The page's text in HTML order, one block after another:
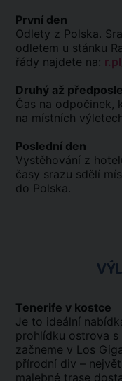
První den
Odlety z Polska.
odletem u stánku
řády najdete na:
Druhý až
Čas na odpočinek,
na místních
Poslední den
Vystěhování z
časy srazu sdělí
do Polska.
Tenerife v kostce
Je to ideální
prohlídku ostrova s
začneme v Los
přírodní div –
malebné trase